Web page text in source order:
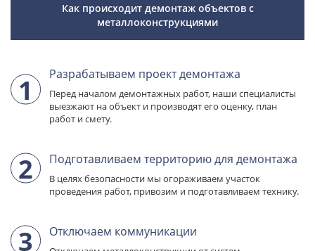
Как происходит демонтаж объектов с
металлоконструкциями
1 Разрабатываем проект демонтажа
Перед началом демонтажных работ, наши специалисты
выезжают на объект и производятего оценку, план
работ и смету.
2 Подготавливаем территорию для демонтажа
В целях безопасности мы огораживаем участок
проведения работ, привозим и подготавливаем технику.
3 Отключаем коммуникации